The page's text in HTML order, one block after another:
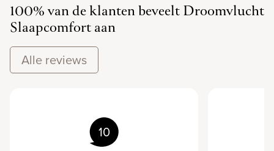
100% van de klanten beveelt Droomvlucht
Slaapcomfort aan
Alle reviews
10